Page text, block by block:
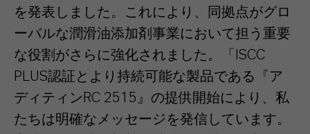
を発表しました。これにより、同拠点がグロ
ーバルな潤滑油添加剤事業において担う重要
な役割がさらに強化されました。「ISCC
PLUS認証とより持続可能な製品である『ア
ディティンRC 2515』の提供開始により、私
たちは明確なメッセージを発信しています。